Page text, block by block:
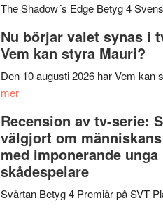
The Shadow´s Edge Betyg 4
Nu börjar valet synas i
Vem kan styra Mauri?
Den 10 augusti 2026 har Vem kan
merom
börjar
valet
synas
i
tv4
Recension av tv-serie:
välgjort om
med imponerande unga
skådespelare
Svärtan Betyg 4 Premiär på SVT